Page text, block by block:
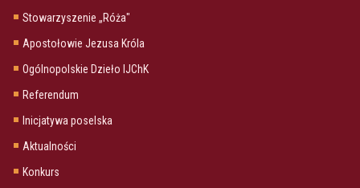
Stowarzyszenie „Róża"
Apostołowie Jezusa Króla
Ogólnopolskie Dzieło IJChK
Referendum
Inicjatywa poselska
Aktualności
Konkurs